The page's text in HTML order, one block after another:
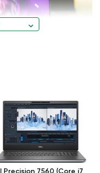
Dell precision
đậm dấu ấn của sự đổi
và nhiều công nghệ tiên